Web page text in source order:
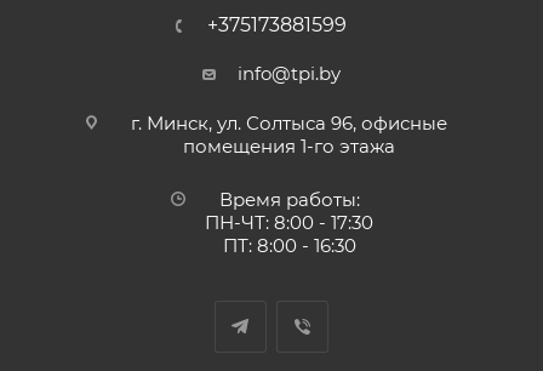
+375173881599
info@tpi.by
г. Минск, ул. Солтыса 96, офисные
помещения 1-го этажа
Время работы:
ПН-ЧТ: 8:00 - 17:30
ПТ: 8:00 - 16:30